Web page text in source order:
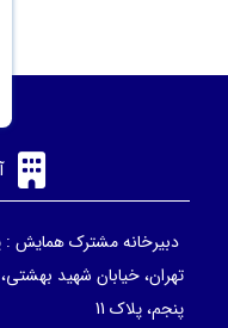
دبیرخانه مشترک همایش :
تهران، خیابان شهید
پنجم، پلاک 11